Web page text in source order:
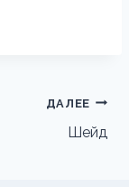
ДАЛЕЕ
Шейд